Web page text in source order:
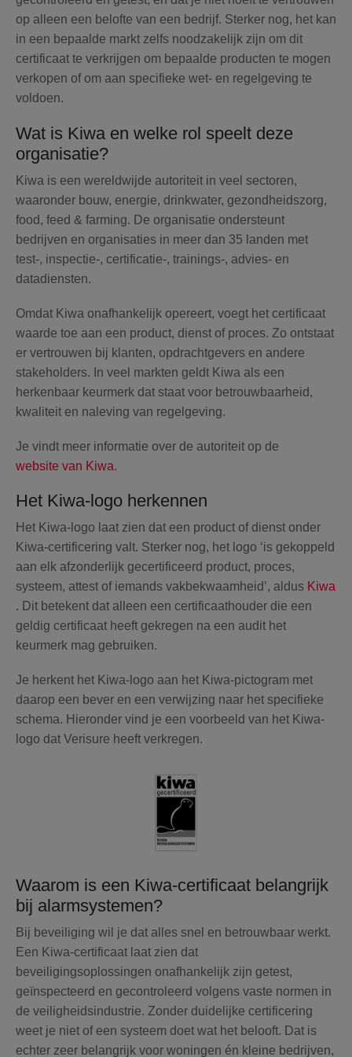
op alleen een belofte van een bedrijf. Sterker nog, het kan
in een bepaalde markt zelfs noodzakelijk zijn om dit
certificaat te verkrijgen om bepaalde producten te mogen
verkopen of om aan specifieke wet- en regelgeving te
voldoen.
Wat is Kiwa en welke rol speelt deze
organisatie?
Kiwa is een wereldwijde autoriteit in veel sectoren,
waaronder bouw, energie, drinkwater, gezondheidszorg,
food, feed & farming. De organisatie ondersteunt
bedrijven en organisaties in meer dan 35 landen met
test-, inspectie-, certificatie-, trainings-, advies- en
datadiensten.
Omdat Kiwa onafhankelijk opereert, voegt het certificaat
waarde toe aan een product, dienst of proces. Zo ontstaat
er vertrouwen bij klanten, opdrachtgevers en andere
stakeholders. In veel markten geldt Kiwa als een
herkenbaar keurmerk dat staat voor betrouwbaarheid,
kwaliteit en naleving van regelgeving.
Je vindt meer informatie over de autoriteit op de
website van Kiwa.
Het Kiwa-logo herkennen
Het Kiwa-logo laat zien dat een product of dienst onder
Kiwa-certificering valt. Sterker nog, het logo ‘is gekoppeld
aan elk afzonderlijk gecertificeerd product, proces,
systeem, attest of iemands vakbekwaamheid’, aldus Kiwa
. Dit betekent dat alleen een certificaathouder die een
geldig certificaat heeft gekregen na een audit het
keurmerk mag gebruiken.
Je herkent het Kiwa-logo aan het Kiwa-pictogram met
daarop een bever en een verwijzing naar het specifieke
schema. Hieronder vind je een voorbeeld van het Kiwa-
logo dat Verisure heeft verkregen.
Waarom is een Kiwa-certificaat belangrijk
bij alarmsystemen?
Bij beveiliging wil je dat alles snel en betrouwbaar werkt.
Een Kiwa-certificaat laat zien dat
beveiligingsoplossingen onafhankelijk zijn getest,
geïnspecteerd en gecontroleerd volgens vaste normen in
de veiligheidsindustrie. Zonder duidelijke certificering
weet je niet of een systeem doet wat het belooft. Dat is
echter zeer belangrijk voor woningen én kleine bedrijven,